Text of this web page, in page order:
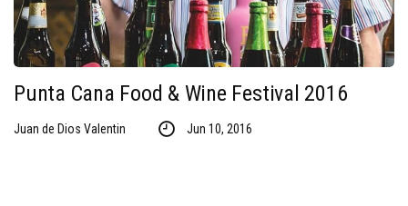
Punta Cana Food & Wine Festival 2016
Juan de Dios Valentin Jun 10, 2016